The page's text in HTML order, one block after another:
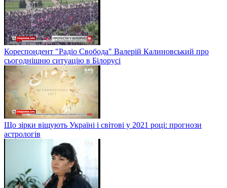
Кореспондент "Радіо Свобода" Валерій Калиновський про
сьогоднішню ситуацію в Білорусі
Що зірки віщують Україні і світові у 2021 році: прогнози
астрологів